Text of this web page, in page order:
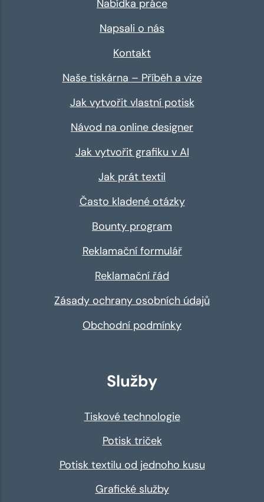
Nabídka práce
Napsali o nás
Kontakt
Naše tiskárna – Příběh a vize
Jak vytvořit vlastní potisk
Návod na online designer
Jak vytvořit grafiku v AI
Jak prát textil
Často kladené otázky
Bounty program
Reklamační formulář
Reklamační řád
Zásady ochrany osobních údajů
Obchodní podmínky
Služby
Tiskové technologie
Potisk triček
Potisk textilu od jednoho kusu
Grafické služby